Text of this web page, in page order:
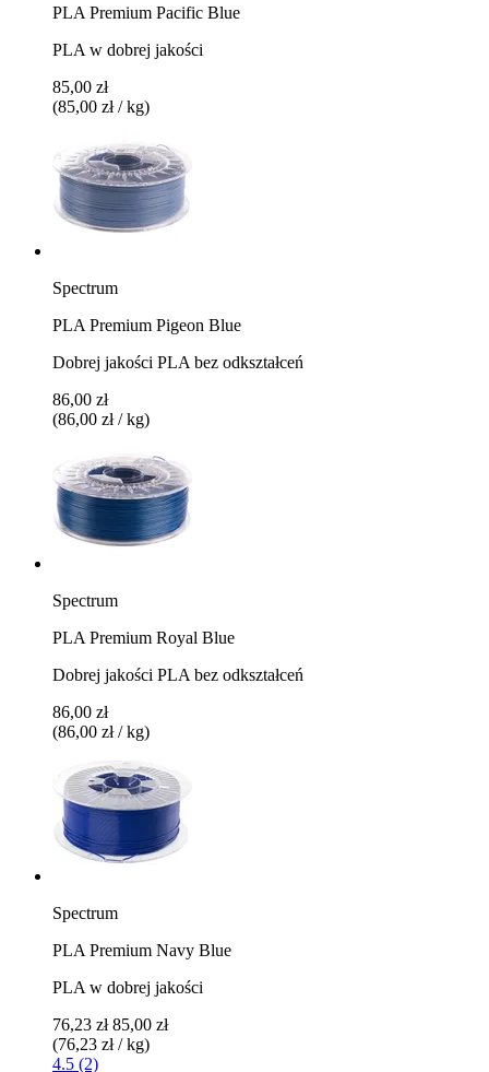
PLA Premium Pacific Blue
PLA w dobrej jakości
85,00 zł
(85,00 zł / kg)
Spectrum
PLA Premium Pigeon Blue
Dobrej jakości PLA bez odkształceń
86,00 zł
(86,00 zł / kg)
Spectrum
PLA Premium Royal Blue
Dobrej jakości PLA bez odkształceń
86,00 zł
(86,00 zł / kg)
Spectrum
PLA Premium Navy Blue
PLA w dobrej jakości
76,23 zł 85,00 zł
(76,23 zł / kg)
4.5 (2)